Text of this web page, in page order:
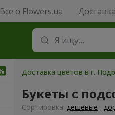
Все о Flowers.ua
Доставка цветов в г.
Букеты с
Cортировка: дешевые